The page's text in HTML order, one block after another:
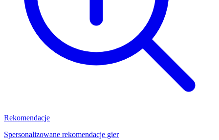
Rekomendacje
Spersonalizowane rekomendacje gier